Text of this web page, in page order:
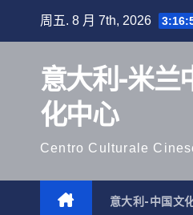
周五. 8 月 7th, 2026
意大利-米兰
化中心
Centro Culturale
意大利-中国文